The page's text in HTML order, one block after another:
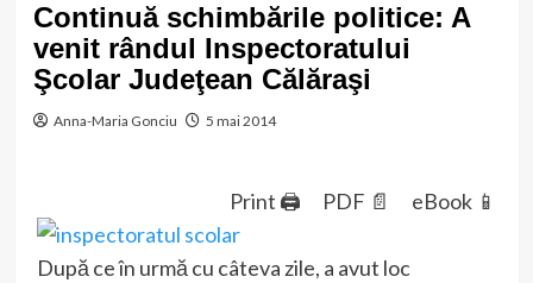
Continuă schimbările politice: A
venit rândul Inspectoratului
Şcolar Judeţean Călăraşi
Anna-Maria Gonciu 5 mai 2014
Print 🖨 PDF 📄 eBook 📱
După ce în urmă cu câteva zile, a avut loc